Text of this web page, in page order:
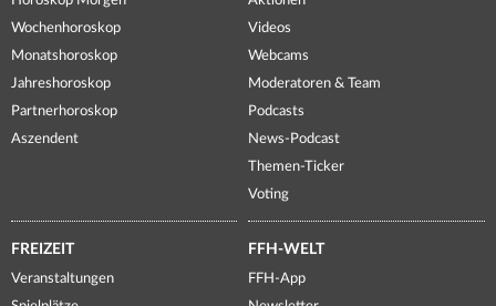
Wochenhoroskop
Monatshoroskop
Jahreshoroskop
Partnerhoroskop
Aszendent
Videos
Webcams
Moderatoren & Team
Podcasts
News-Podcast
Themen-Ticker
Voting
FREIZEIT
Veranstaltungen
FFH-WELT
FFH-App